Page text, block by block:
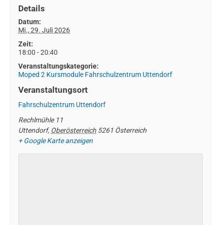
Details
Datum:
Mi., 29. Juli 2026
Zeit:
18:00 - 20:40
Veranstaltungskategorie:
Moped 2 Kursmodule Fahrschulzentrum Uttendorf
Veranstaltungsort
Fahrschulzentrum Uttendorf
Rechlmühle 11
Uttendorf, Oberösterreich 5261 Österreich
+ Google Karte anzeigen